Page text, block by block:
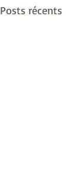
Posts récents